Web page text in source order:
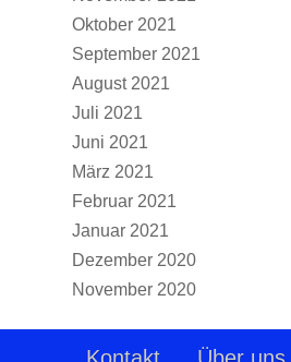
Oktober 2021
September 2021
August 2021
Juli 2021
Juni 2021
März 2021
Februar 2021
Januar 2021
Dezember 2020
November 2020